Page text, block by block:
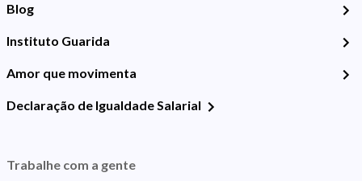
Blog
Instituto Guarida
Amor que movimenta
Declaração de Igualdade Salarial
Trabalhe com a gente